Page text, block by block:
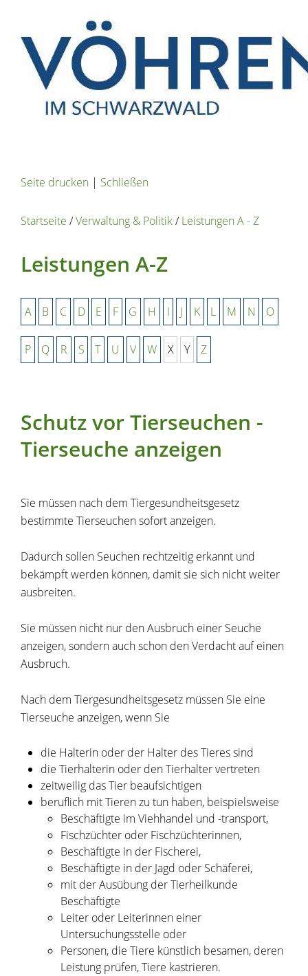
Seite drucken | Schließen
Startseite /Verwaltung & Politik/Leistungen A - Z
Leistungen A-Z
A B C D E F G H I J K L M N O
P Q R S T U V W X Y Z
Schutz vor Tierseuchen -
Tierseuche anzeigen
Sie müssen nach dem Tiergesundheitsgesetz
bestimmte Tierseuchen sofort anzeigen.
Dadurch sollen Seuchen rechtzeitig erkannt und
bekämpft werden können, damit sie sich nicht weiter
ausbreiten.
Sie müssen nicht nur den Ausbruch einer Seuche
anzeigen, sondern auch schon den Verdacht auf einen
Ausbruch.
Nach dem Tiergesundheitsgesetz müssen Sie eine
Tierseuche anzeigen, wenn Sie
die Halterin oder der Halter des Tieres sind
die Tierhalterin oder den Tierhalter vertreten
zeitweilig das Tier beaufsichtigen
beruflich mit Tieren zu tun haben, beispielsweise
Beschäftigte im Viehhandel und -transport,
Fischzüchter oder Fischzüchterinnen,
Beschäftigte in der Fischerei,
Beschäftigte in der Jagd oder Schäferei,
mit der Ausübung der Tierheilkunde
Beschäftigte
Leiter oder Leiterinnen einer
Untersuchungsstelle oder
Personen, die Tiere künstlich besamen, deren
Leistung prüfen, Tiere kastrieren.